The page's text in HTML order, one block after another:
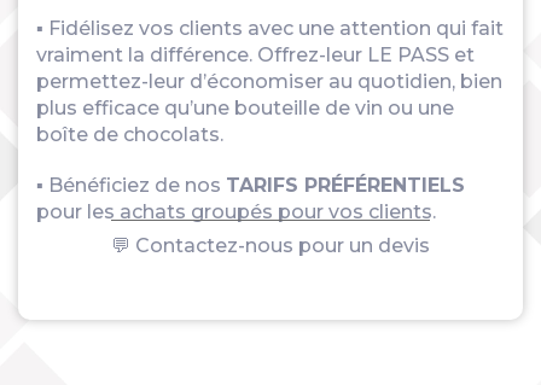
▪ Fidélisez vos clients avec une attention qui fait
vraiment la différence. Offrez-leur LE PASS et
permettez-leur d’économiser au quotidien, bien
plus efficace qu’une bouteille de vin ou une
boîte de chocolats.
▪ Bénéficiez de nos TARIFS PRÉFÉRENTIELS
pour les achats groupés pour vos clients.
💬 Contactez-nous pour un devis